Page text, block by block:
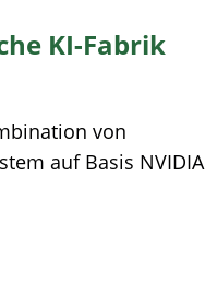
KI-Fabrik
von
auf Basis NVIDIA